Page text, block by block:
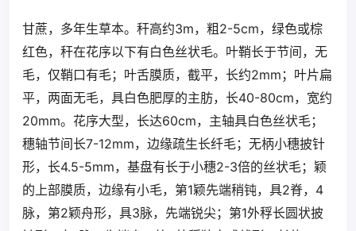
甘蔗，多年生草本。秆高约3m，粗2-5cm，绿色或棕
红色，秆在花序以下有白色丝状毛。叶鞘长于节间，无
毛，仅鞘口有毛；叶舌膜质，截平，长约2mm；叶片扁
平，两面无毛，具白色肥厚的主肪，长40-80cm，宽约
20mm。花序大型，长达60cm，主轴具白色丝状毛；
穗轴节间长7-12mm，边缘疏生长纤毛；无柄小穗披针
形，长4.5-5mm，基盘有长于小穗2-3倍的丝状毛；颖
的上部膜质，边缘有小毛，第1颖先端稍钝，具2脊，4
脉，第2颖舟形，具3脉，先端锐尖；第1外稃长圆状披